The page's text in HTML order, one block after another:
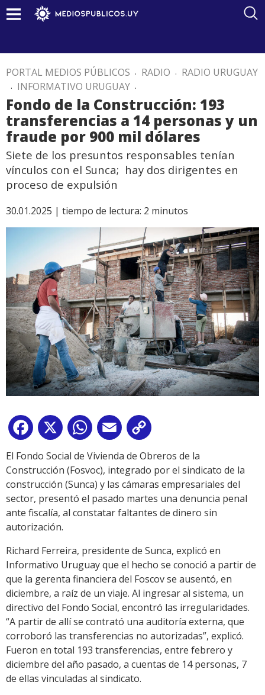
PORTAL MEDIOS PÚBLICOS . RADIO . RADIO URUGUAY
. INFORMATIVO URUGUAY .
Fondo de la Construcción: 193
transferencias a 14 personas y un
fraude por 900 mil dólares
Siete de los presuntos responsables tenían
vínculos con el Sunca; hay dos dirigentes en
proceso de expulsión
30.01.2025 | tiempo de lectura: 2 minutos
Facebook
X WhatsApp
Email
Link
El Fondo Social de Vivienda de Obreros de la
Construcción (Fosvoc), integrado por el sindicato de la
construcción (Sunca) y las cámaras empresariales del
sector, presentó el pasado martes una denuncia penal
ante fiscalía, al constatar faltantes de dinero sin
autorización.
Richard Ferreira, presidente de Sunca, explicó en
Informativo Uruguay que el hecho se conoció a partir de
que la gerenta financiera del Foscov se ausentó, en
diciembre, a raíz de un viaje. Al ingresar al sistema, un
directivo del Fondo Social, encontró las irregularidades.
“A partir de allí se contrató una auditoría externa, que
corroboró las transferencias no autorizadas”, explicó.
Fueron en total 193 transferencias, entre febrero y
diciembre del año pasado, a cuentas de 14 personas, 7
de ellas vinculadas al sindicato.